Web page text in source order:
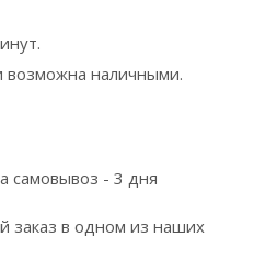
возможна наличными.
самовывоз - 3 дня
заказ в одном из наших